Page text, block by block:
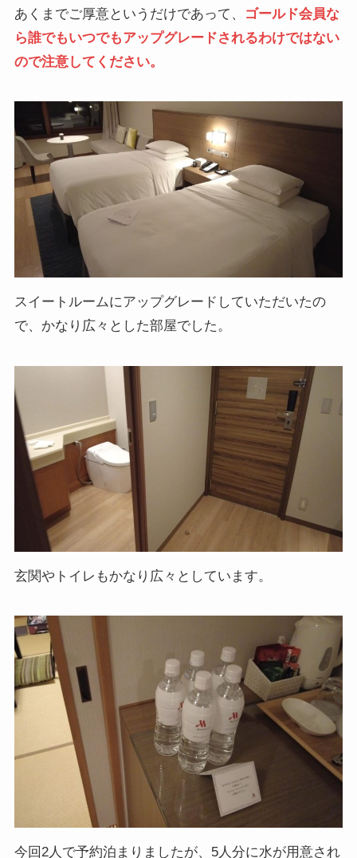
あくまでご厚意というだけであって、
ゴールド会員な
ら誰でもいつでもアップグレードされるわけではない
ので注意してください。
スイートルームにアップグレードしていただいたの
で、かなり広々とした部屋でした。
玄関やトイレもかなり広々としています。
今回2人で予約泊まりましたが、5人分に水が用意され